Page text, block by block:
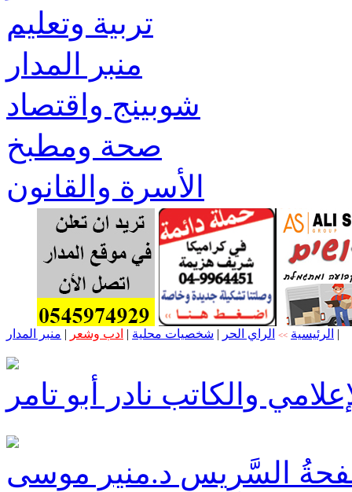
تربية وتعليم
منبر المدار
شوبينج واقتصاد
صحة ومطبخ
الأسرة والقانون
الرئيسية >> الراي الحر | شخصيات محلية | ادب وشعر | منبر المدار |
والكاتب نادر أبو تامر
السَّرِيسِ د.منير موسى